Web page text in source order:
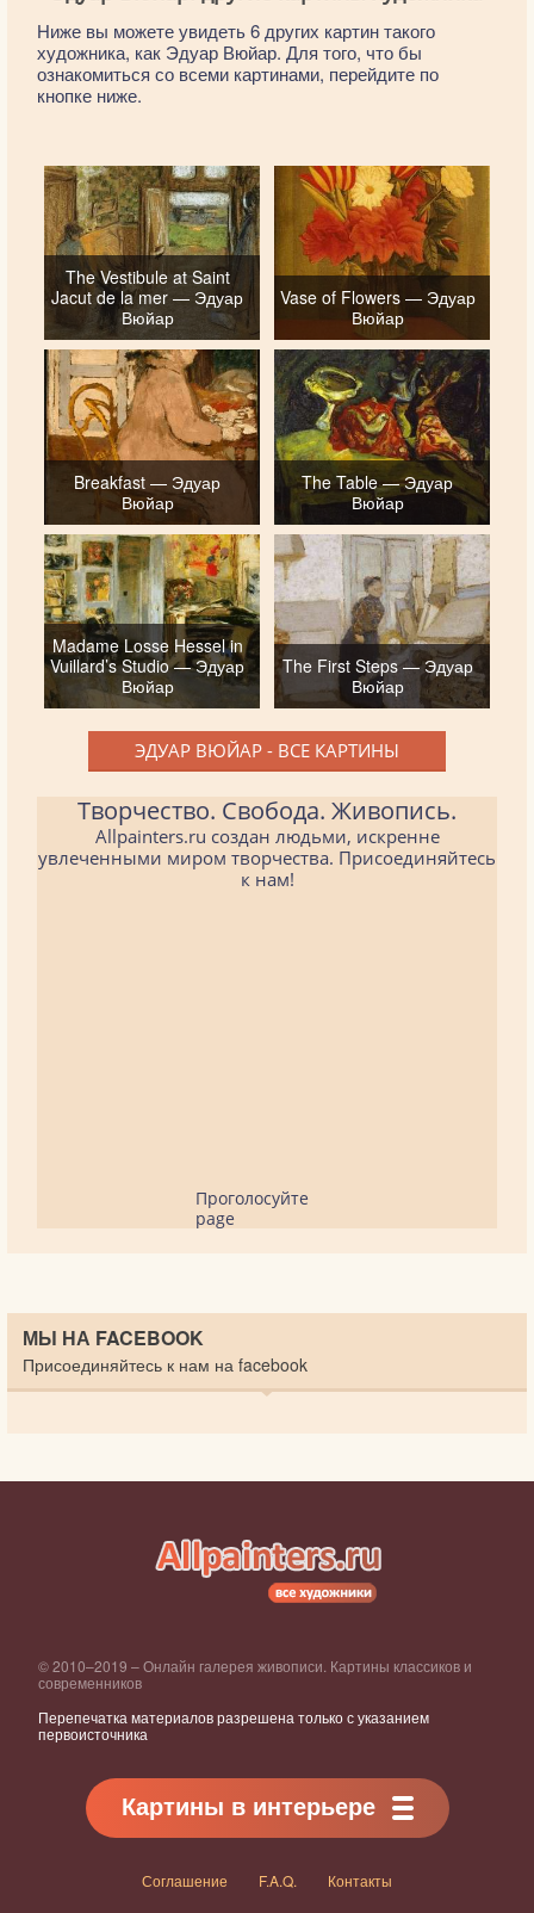
Ниже вы можете увидеть 6 других картин такого
художника, как Эдуар Вюйар. Для того, что бы
ознакомиться со всеми картинами, перейдите по
кнопке ниже.
The Vestibule at Saint
Jacut de la mer — Эдуар
Вюйар
Vase of Flowers — Эдуар
Вюйар
Breakfast — Эдуар
Вюйар
The Table — Эдуар
Вюйар
Madame Losse Hessel in
Vuillard’s Studio — Эдуар
Вюйар
The First Steps — Эдуар
Вюйар
ЭДУАР ВЮЙАР - ВСЕ КАРТИНЫ
Творчество. Свобода. Живопись.
Allpainters.ru создан людьми, искренне
увлеченными миром творчества. Присоединяйтесь
к нам!
Проголосуйте
page
МЫ НА FACEBOOK
Присоединяйтесь к нам на facebook
© 2010–2019 – Онлайн галерея живописи. Картины классиков и
современников
Перепечатка материалов разрешена только с указанием
первоисточника
Картины в интерьере
Соглашение F.A.Q. Контакты